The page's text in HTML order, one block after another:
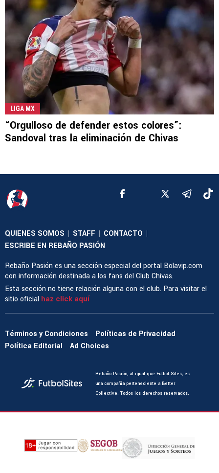
LIGA MX
“Orgulloso de defender estos colores”:
Sandoval tras la eliminación de Chivas
QUIENES SOMOS | STAFF | CONTACTO |
ESCRIBE EN REBAÑO PASIÓN
Rebaño Pasión es una sección especial del portal Bolavip.com
con información destinada a los fans del Club Chivas.
Esta sección no tiene relación alguna con el club. Para visitar el
sitio oficial haz click aquí
Términos y Condiciones
Políticas de Privacidad
Política Editorial
Ad Choices
Rebaño Pasión, al igual que Futbol Sites, es
una compañía perteneciente a Better
Collective. Todos los derechos reservados.